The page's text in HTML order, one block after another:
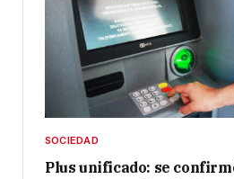
SOCIEDAD
Plus unificado: se